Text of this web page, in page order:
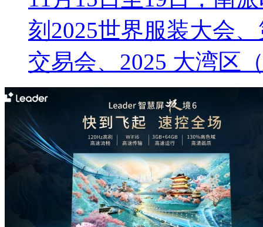
刻2025世界服装大会
交易会、2025 大湾区